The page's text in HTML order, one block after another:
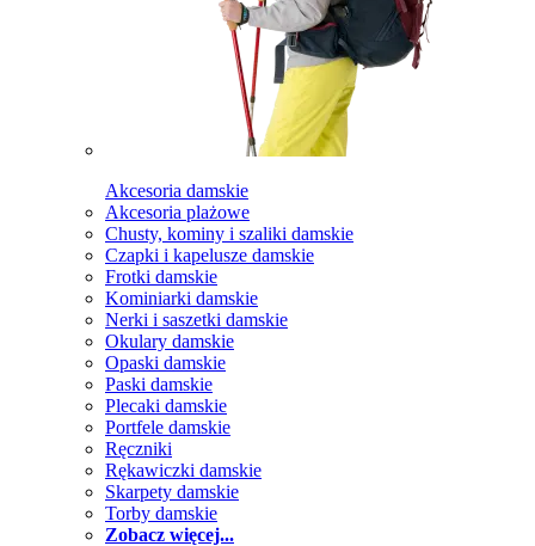
Akcesoria damskie
Akcesoria plażowe
Chusty, kominy i szaliki damskie
Czapki i kapelusze damskie
Frotki damskie
Kominiarki damskie
Nerki i saszetki damskie
Okulary damskie
Opaski damskie
Paski damskie
Plecaki damskie
Portfele damskie
Ręczniki
Rękawiczki damskie
Skarpety damskie
Torby damskie
Zobacz więcej...